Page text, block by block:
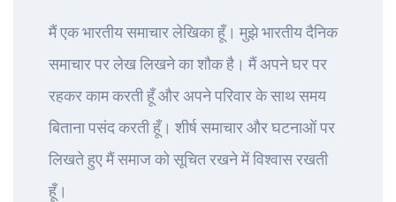
मैं एक भारतीय समाचार लेखिका हूँ। मुझे भारतीय दैनिक
समाचार पर लेख लिखने का शौक है। मैं अपने घर पर
रहकर काम करती हूँ और अपने परिवार के साथ समय
बिताना पसंद करती हूँ। शीर्ष समाचार और घटनाओं पर
लिखते हुए मैं समाज को सूचित रखने में विश्वास रखती
हूँ।